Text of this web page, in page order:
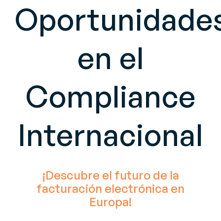
en el
Compliance
Internacional
¡Descubre el futuro de la
facturación electrónica en
Europa!